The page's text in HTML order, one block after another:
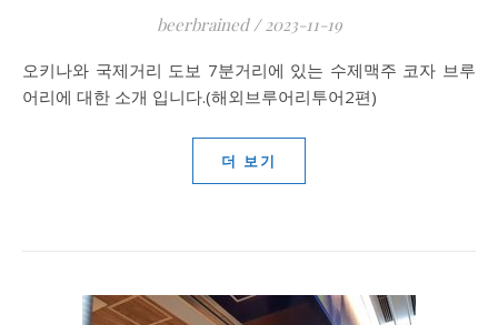
beerbrained / 2023-11-19
오키나와 국제거리 도보 7분거리에 있는 수제맥주 코자 브루
어리에 대한 소개 입니다.(해외브루어리투어2편)
더 보기